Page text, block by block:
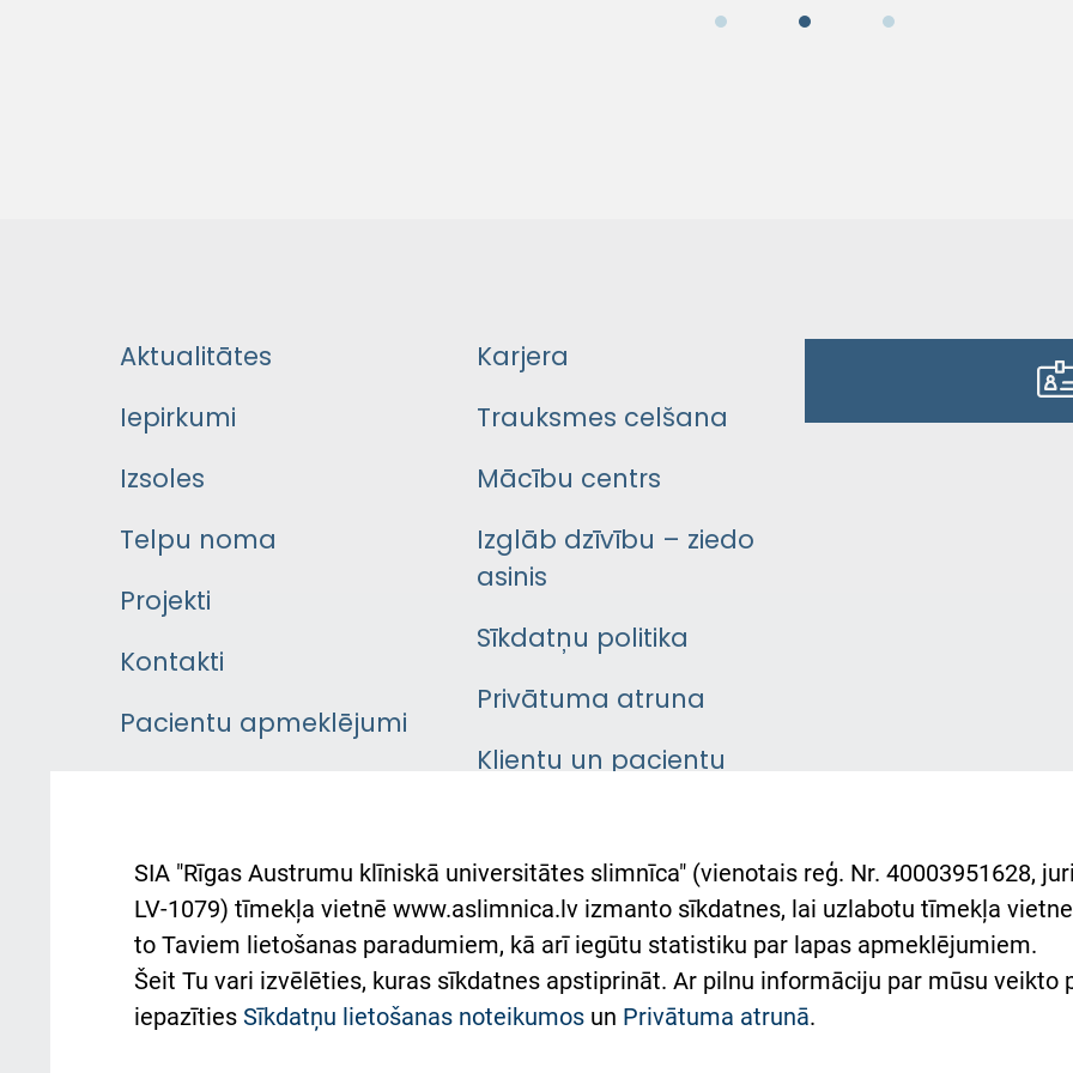
Aktualitātes
Iepirkumi
Izsoles
Telpu noma
Projekti
Kontakti
Pacientu apmeklējumi
Pacienta
atsauksmju/sūdzību
iesniegšanas kārtība
Kā pie mums nokļūt
Karjera
Trauksmes celšana
Mācību centrs
Izglāb dzīvību – ziedo
asinis
Sīkdatņu politika
Privātuma atruna
Klientu un pacientu
Austrumu slimnīcas
atbalsts Ukrainai
Підтримка Східної лікарні
та співпраця з Україною
SIA "Rīgas Austrumu klīniskā universitātes slimnīca" (vienotais reģ. Nr. 40003951628,
LV-1079) tīmekļa vietnē www.aslimnica.lv izmanto sīkdatnes, lai uzlabotu tīmekļa
to Taviem lietošanas paradumiem, kā arī iegūtu statistiku par lapas apmeklējumiem.
Šeit Tu vari izvēlēties, kuras sīkdatnes apstiprināt. Ar pilnu informāciju par mūsu veikto
iepazīties Sīkdatņu lietošanas noteikumos un Privātuma atrunā.